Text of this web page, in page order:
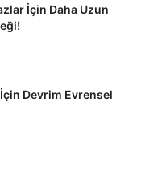
İçin Daha Uzun
Devrim Evrensel